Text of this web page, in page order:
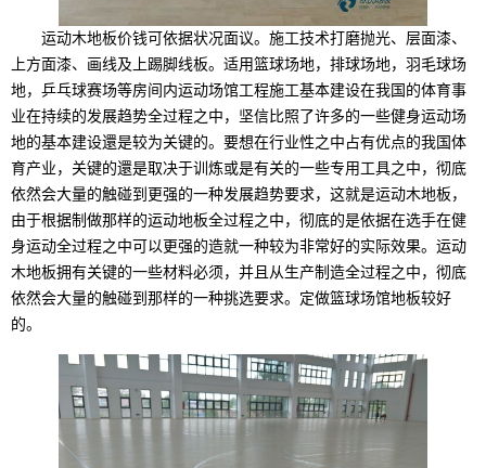
运动木地板价钱可依据状况面议。施工技术打磨抛光、层面漆、
上方面漆、画线及上踢脚线板。适用篮球场地，排球场地，羽毛球场
地，乒乓球赛场等房间内运动场馆工程施工基本建设在我国的体育事
业在持续的发展趋势全过程之中，坚信比照了许多的一些健身运动场
地的基本建设還是较为关键的。要想在行业性之中占有优点的我国体
育产业，关键的還是取决于训炼或是有关的一些专用工具之中，彻底
依然会大量的触碰到更强的一种发展趋势要求，这就是运动木地板，
由于根据制做那样的运动地板全过程之中，彻底的是依据在选手在健
身运动全过程之中可以更强的造就一种较为非常好的实际效果。运动
木地板拥有关键的一些材料必须，并且从生产制造全过程之中，彻底
依然会大量的触碰到那样的一种挑选要求。定做篮球场馆地板较好
的。